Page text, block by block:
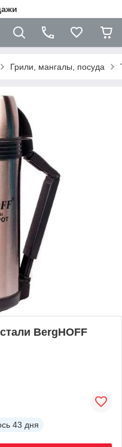
Грили, мангалы, посуда
BergHOFF
43 дня